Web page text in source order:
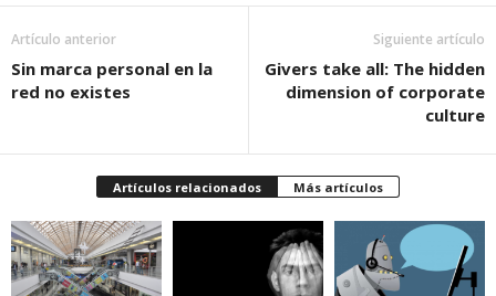
Artículo anterior
Sin marca personal en la
red no existes
Siguiente artículo
Givers take all: The hidden
dimension of corporate
culture
Artículos relacionados Más artículos